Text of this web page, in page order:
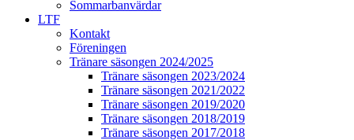
Sommarbanvärdar
LTF
Kontakt
Föreningen
Tränare säsongen 2024/2025
Tränare säsongen 2023/2024
Tränare säsongen 2021/2022
Tränare säsongen 2019/2020
Tränare säsongen 2018/2019
Tränare säsongen 2017/2018